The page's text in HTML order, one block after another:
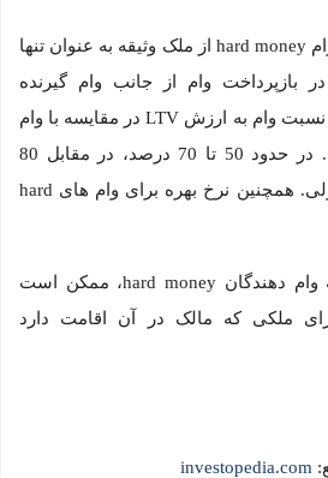
نظر به این که در وام hard money از ملک وثیقه به عنوان تنها
بازپرداخت وام از جانب وام گیرنده
استفاده می شود، معمولاً نسبت وام به ارزش LTV در مقایسه با وام
های سنتی پایین تر است. در حدود 50 تا 70 درصد، در مقابل 80
درصد برای وام های معمولی. همچنین نرخ بهره برای وام های hard
اشکال دیگر این است که وام دهندگان hard money، ممکن است
ملکی که مالک در آن اقامت دارد
investopedia.com